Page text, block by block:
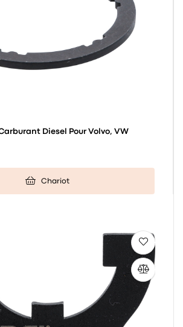
Diesel Pour Volvo, VW
Chariot